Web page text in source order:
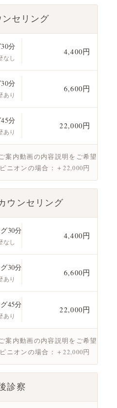
ンセリング
分
なし
4,400円
分
あり
6,600円
分
あり
22,000円
案内動画の内容説明をご希望の場
ニオンの場合：＋22,000円
ウンセリング
30分
なし
4,400円
30分
あり
6,600円
45分
あり
22,000円
案内動画の内容説明をご希望の場
ニオンの場合：＋22,000円
診察